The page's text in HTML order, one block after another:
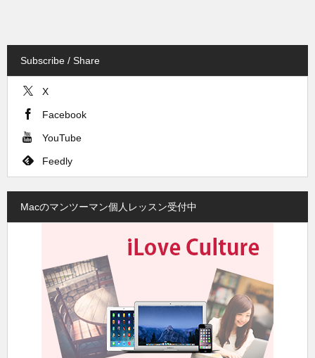
Subscribe / Share
X
Facebook
YouTube
Feedly
Macのマンツーマン個人レッスン受付中